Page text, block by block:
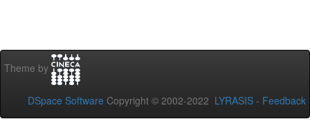
Theme by
DSpace Software Copyright © 2002-2022 LYRASIS - Feedback